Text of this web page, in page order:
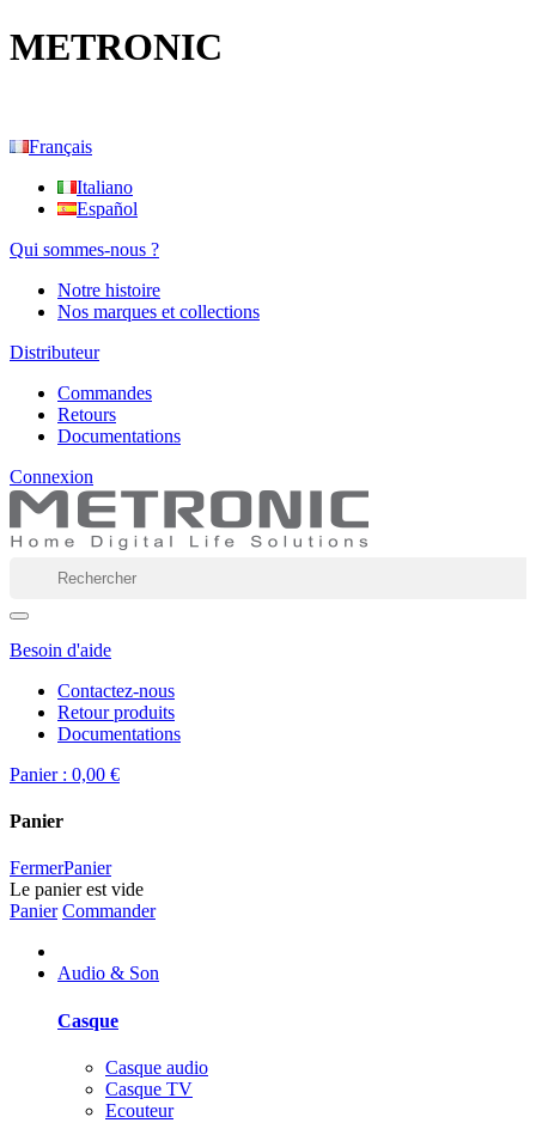
METRONIC
Français
Italiano
Español
Qui sommes-nous ?
Notre histoire
Nos marques et collections
Distributeur
Commandes
Retours
Documentations
Connexion
Besoin d'aide
Contactez-nous
Retour produits
Documentations
Panier : 0,00 €
Panier
FermerPanier
Le panier est vide
Panier Commander
Audio & Son
Casque
Casque audio
Casque TV
Ecouteur